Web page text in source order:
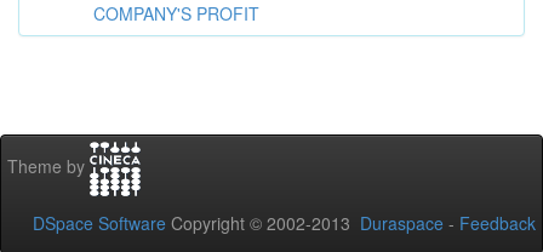
COMPANY'S PROFIT
Theme by
DSpace Software Copyright © 2002-2013 Duraspace - Feedback